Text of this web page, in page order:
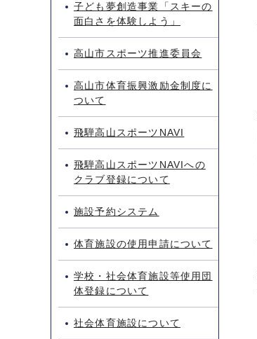
子ども夢創造事業「スキーの
面白さを体験しよう」
高山市スポーツ推進委員会
高山市体育振興激励金制度に
ついて
飛騨高山スポーツNAVI
飛騨高山スポーツNAVIへの
クラブ登録について
施設予約システム
体育施設の使用申請について
学校・社会体育施設等使用団
体登録について
社会体育施設について